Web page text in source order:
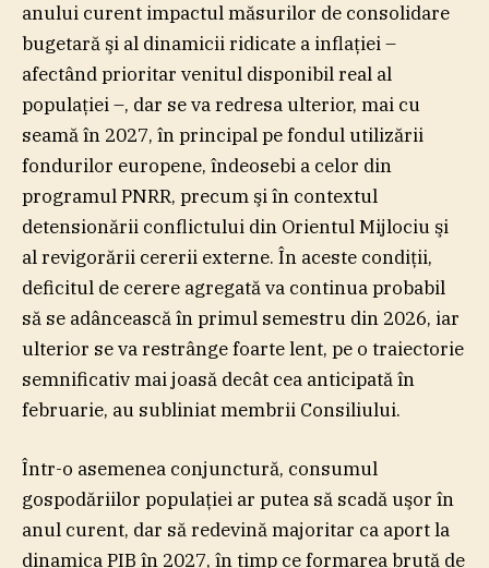
anului curent impactul măsurilor de consolidare
bugetară şi al dinamicii ridicate a inflaţiei –
afectând prioritar venitul disponibil real al
populaţiei –, dar se va redresa ulterior, mai cu
seamă în 2027, în principal pe fondul utilizării
fondurilor europene, îndeosebi a celor din
programul PNRR, precum şi în contextul
detensionării conflictului din Orientul Mijlociu şi
al revigorării cererii externe. În aceste condiţii,
deficitul de cerere agregată va continua probabil
să se adâncească în primul semestru din 2026, iar
ulterior se va restrânge foarte lent, pe o traiectorie
semnificativ mai joasă decât cea anticipată în
februarie, au subliniat membrii Consiliului.
Într-o asemenea conjunctură, consumul
gospodăriilor populaţiei ar putea să scadă uşor în
anul curent, dar să redevină majoritar ca aport la
dinamica PIB în 2027, în timp ce formarea brută de